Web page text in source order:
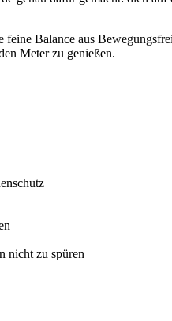
Balance aus
Meter zu genießen.
nicht zu spüren